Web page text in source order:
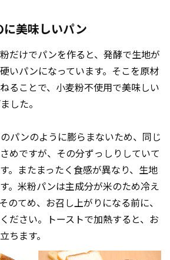
美味しいパン
だけでパンを作ると、発酵で生地が
いパンになっています。そこを原材
ることで、小麦粉不使用で美味しい
した。
パンのように膨らまないため、同じ
めですが、その分ずっしりしていて
。またまったく食感が異なり、生地
。米粉パンは主成分が米のため冷え
のてめ、お召し上がりになる前に、
ださい。トーストで加熱すると、お
ちます。